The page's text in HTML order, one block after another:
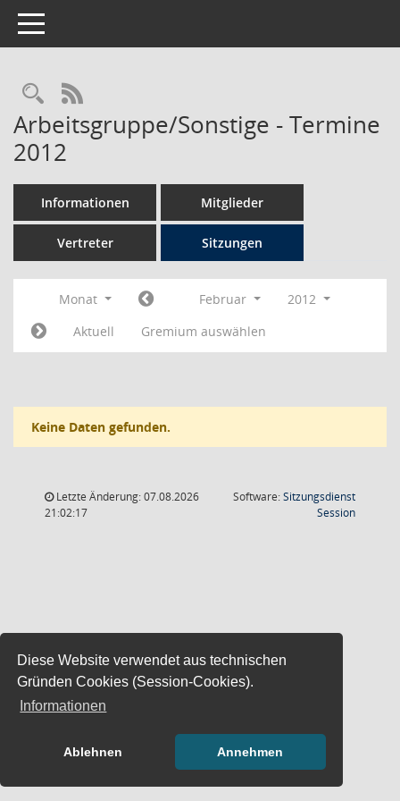
Diese Website verwendet aus technischen
Gründen Cookies (Session-Cookies).
Informationen
Ablehnen Annehmen
Toggle navigation
Rechercheauswahl
RSS-Feed
Arbeitsgruppe/Sonstige - Termine
2012
Informationen Mitglieder
Vertreter Sitzungen
Monat Februar
2012
Aktuell
Gremium auswählen
Keine Daten gefunden.
Letzte Änderung: 07.08.2026
21:02:17
Software:Sitzungsdienst
Session(Wird in